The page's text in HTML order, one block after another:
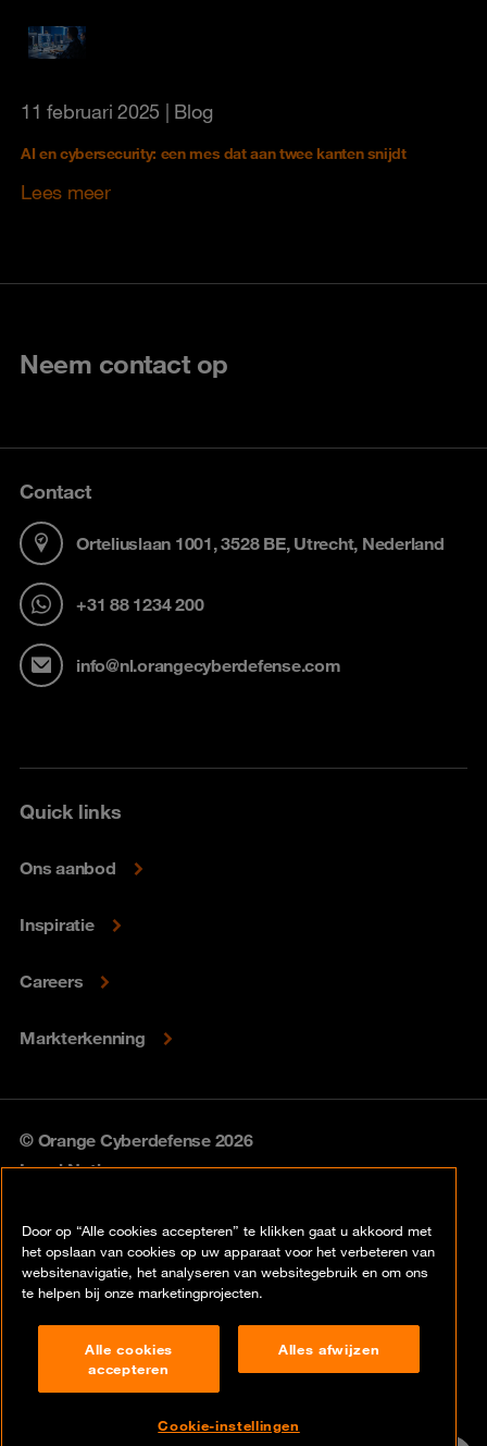
11 februari 2025 | Blog
AI en cybersecurity: een mes dat aan twee kanten snijdt
Lees meer
Neem contact op
Contact
Orteliuslaan 1001, 3528 BE, Utrecht, Nederland
+31 88 1234 200
info@nl.orangecyberdefense.com
Quick links
Ons aanbod
Inspiratie
Careers
Markterkenning
© Orange Cyberdefense 2026
Legal Notice
Vulnerability policy
Compliance
Door op “Alle cookies accepteren” te klikken gaat u akkoord met
het opslaan van cookies op uw apparaat voor het verbeteren van
websitenavigatie, het analyseren van websitegebruik en om ons
te helpen bij onze marketingprojecten.
Alle cookies
accepteren
Alles afwijzen
Cookie-instellingen